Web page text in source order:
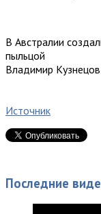
В Австралии
пыльцой
Владимир Кузнецов
Источник
Последние